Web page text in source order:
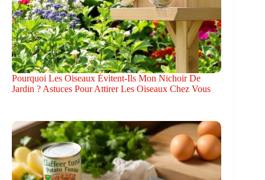
Pourquoi Les Oiseaux Évitent-Ils Mon Nichoir De
Jardin ? Astuces Pour Attirer Les Oiseaux Chez Vous